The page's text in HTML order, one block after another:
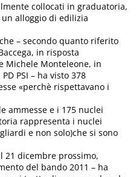
collocati in graduatoria,
alloggio di edilizia
– secondo quanto riferito
in risposta
Michele Monteleone, in
PSI – ha visto 378
«perchè rispettavano i
ammesse e i 175 nuclei
rappresenta i nuclei
e non solo)che si sono
21 dicembre prossimo,
del bando 2011 – ha